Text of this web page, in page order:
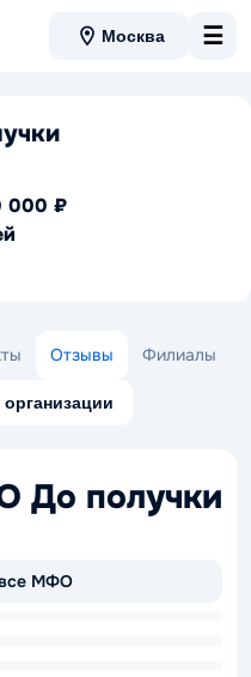
Москва ☰
000 ₽
Отзывы Филиалы
До получки
МФО